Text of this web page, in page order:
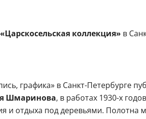
коллекция» в
графика» в Санкт-Петербурге
Шмаринова, в работах 1930-х
и отдыха под деревьями.